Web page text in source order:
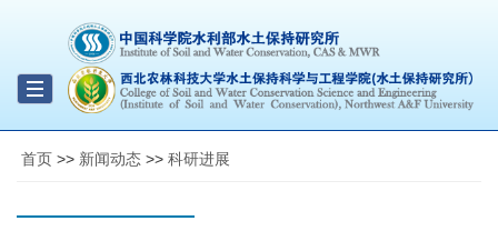
Toggle
navigation
首页 >> 新闻动态 >> 科研进展